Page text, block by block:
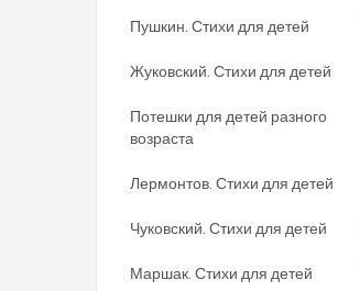
Пушкин. Стихи для детей
Жуковский. Стихи для детей
Потешки для детей разного
возраста
Лермонтов. Стихи для детей
Чуковский. Стихи для детей
Маршак. Стихи для детей